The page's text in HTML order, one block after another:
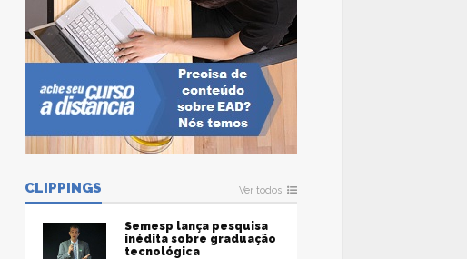
CLIPPINGS Ver todos
Semesp lança pesquisa
inédita sobre graduação
tecnológica